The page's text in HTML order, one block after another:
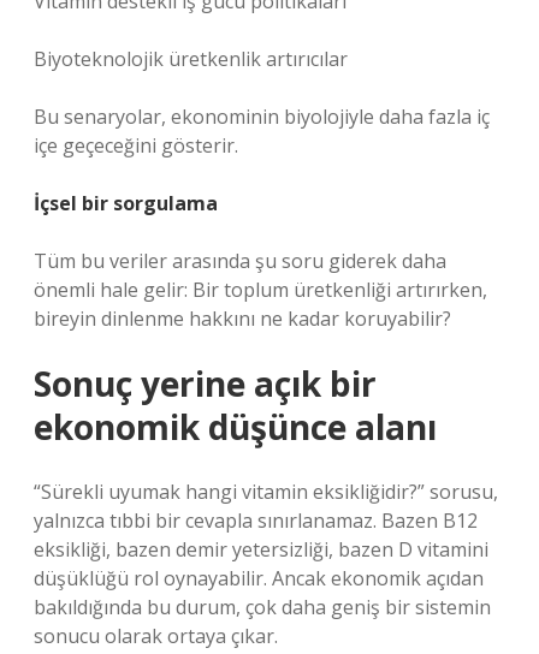
Biyoteknolojik üretkenlik artırıcılar
Bu senaryolar, ekonominin biyolojiyle daha fazla iç
içe geçeceğini gösterir.
İçsel bir sorgulama
Tüm bu veriler arasında şu soru giderek daha
önemli hale gelir: Bir toplum üretkenliği artırırken,
bireyin dinlenme hakkını ne kadar koruyabilir?
Sonuç yerine açık bir
ekonomik düşünce alanı
“Sürekli uyumak hangi vitamin eksikliğidir?” sorusu,
yalnızca tıbbi bir cevapla sınırlanamaz. Bazen B12
eksikliği, bazen demir yetersizliği, bazen D vitamini
düşüklüğü rol oynayabilir. Ancak ekonomik açıdan
bakıldığında bu durum, çok daha geniş bir sistemin
sonucu olarak ortaya çıkar.